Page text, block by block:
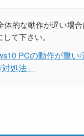
体的な動作が遅い場
て下さい。
PCの動作が重
処法』